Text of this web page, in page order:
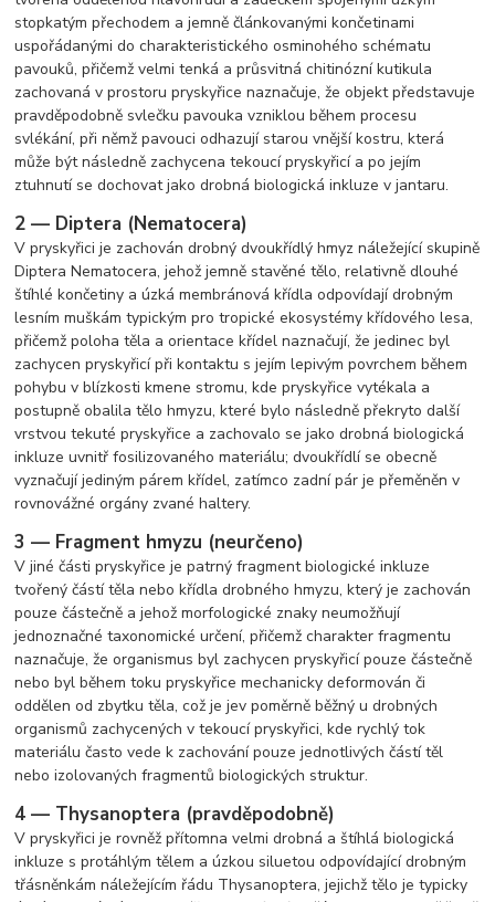
stopkatým přechodem a jemně článkovanými končetinami
uspořádanými do charakteristického osminohého schématu
pavouků, přičemž velmi tenká a průsvitná chitinózní kutikula
zachovaná v prostoru pryskyřice naznačuje, že objekt představuje
pravděpodobně svlečku pavouka vzniklou během procesu
svlékání, při němž pavouci odhazují starou vnější kostru, která
může být následně zachycena tekoucí pryskyřicí a po jejím
ztuhnutí se dochovat jako drobná biologická inkluze v jantaru.
2 — Diptera (Nematocera)
V pryskyřici je zachován drobný dvoukřídlý hmyz náležející skupině
Diptera Nematocera, jehož jemně stavěné tělo, relativně dlouhé
štíhlé končetiny a úzká membránová křídla odpovídají drobným
lesním muškám typickým pro tropické ekosystémy křídového lesa,
přičemž poloha těla a orientace křídel naznačují, že jedinec byl
zachycen pryskyřicí při kontaktu s jejím lepivým povrchem během
pohybu v blízkosti kmene stromu, kde pryskyřice vytékala a
postupně obalila tělo hmyzu, které bylo následně překryto další
vrstvou tekuté pryskyřice a zachovalo se jako drobná biologická
inkluze uvnitř fosilizovaného materiálu; dvoukřídlí se obecně
vyznačují jediným párem křídel, zatímco zadní pár je přeměněn v
rovnovážné orgány zvané haltery.
3 — Fragment hmyzu (neurčeno)
V jiné části pryskyřice je patrný fragment biologické inkluze
tvořený částí těla nebo křídla drobného hmyzu, který je zachován
pouze částečně a jehož morfologické znaky neumožňují
jednoznačné taxonomické určení, přičemž charakter fragmentu
naznačuje, že organismus byl zachycen pryskyřicí pouze částečně
nebo byl během toku pryskyřice mechanicky deformován či
oddělen od zbytku těla, což je jev poměrně běžný u drobných
organismů zachycených v tekoucí pryskyřici, kde rychlý tok
materiálu často vede k zachování pouze jednotlivých částí těl
nebo izolovaných fragmentů biologických struktur.
4 — Thysanoptera (pravděpodobně)
V pryskyřici je rovněž přítomna velmi drobná a štíhlá biologická
inkluze s protáhlým tělem a úzkou siluetou odpovídající drobným
třásněnkám náležejícím řádu Thysanoptera, jejichž tělo je typicky